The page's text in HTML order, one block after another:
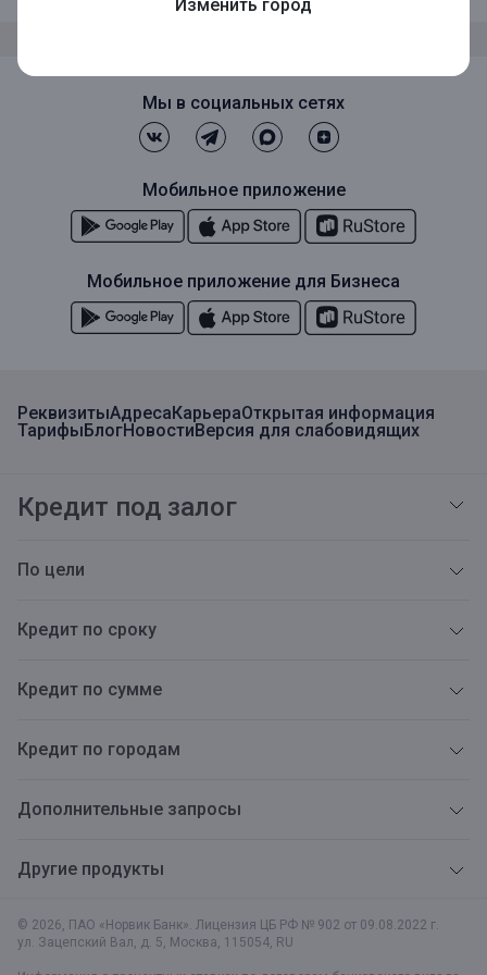
Изменить город
© 2026, ПАО «Норвик Банк». Лицензия ЦБ РФ № 902 от 09.08.2022 г.
ул. Зацепский Вал, д. 5, Москва, 115054, RU
РеквизитыАдресаКарьераОткрытая информация
ТарифыБлогНовостиВерсия для слабовидящих
Кредит под залог
По цели
Кредит по сроку
Кредит по сумме
Кредит по городам
Дополнительные запросы
Другие продукты
Мы в социальных сетях
Мобильное приложение
Мобильное приложение для Бизнеса